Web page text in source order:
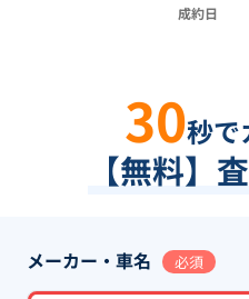
成約日
30秒で
【無料】
メーカー・車名 必須